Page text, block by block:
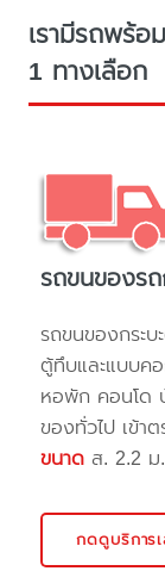
เรามีรถพร้อ
1 ทางเลือก
รถขนของร
รถขนของกระ
ตู้ทึบและแบบค
หอพัก คอนโด
ของทั่วไป เข้า
ขนาด ส. 2.2
กดดูบริการ